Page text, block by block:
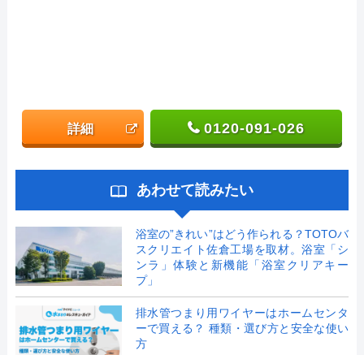
詳細 0120-091-026
あわせて読みたい
浴室の”きれい”はどう作られる？TOTOバ
スクリエイト佐倉工場を取材。浴室「シ
ンラ」体験と新機能「浴室クリアキー
プ」
排水管つまり用ワイヤーはホームセンタ
ーで買える？ 種類・選び方と安全な使い
方